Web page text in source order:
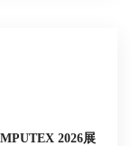
2026展